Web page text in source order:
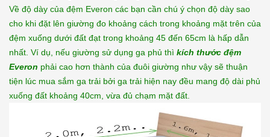
Về độ dày của đệm Everon các bạn cần chú ý chọn độ dày sao
cho khi đặt lên giường đo khoảng cách trong khoảng mặt trên của
đệm xuống dưới đất đạt trong khoảng 45 đến 65cm là hấp dẫn
nhất. Ví dụ, nếu giường sử dụng ga phủ thì kích thước đệm
Everon phải cao hơn thành của đuôi giường như vậy sẽ thuận
tiện lúc mua sắm ga trải bởi ga trải hiện nay đều mang độ dài phủ
xuống đất khoảng 40cm, vừa đủ chạm mặt đất.